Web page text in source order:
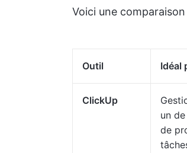
Voici une
Outil Idéal
ClickUp
un
de